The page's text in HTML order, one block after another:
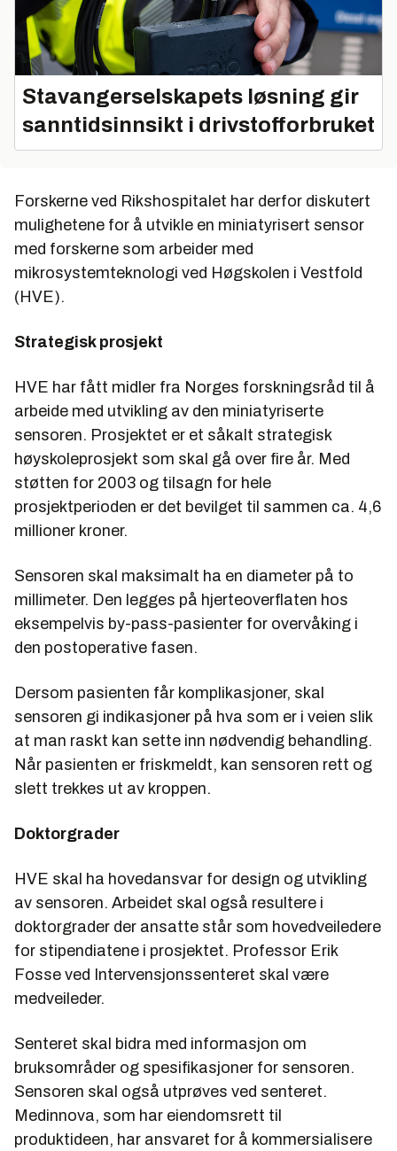
Stavangerselskapets løsning gir
sanntidsinnsikt i drivstofforbruket
Forskerne ved Rikshospitalet har derfor diskutert
mulighetene for å utvikle en miniatyrisert sensor
med forskerne som arbeider med
mikrosystemteknologi ved Høgskolen i Vestfold
(HVE).
Strategisk prosjekt
HVE har fått midler fra Norges forskningsråd til å
arbeide med utvikling av den miniatyriserte
sensoren. Prosjektet er et såkalt strategisk
høyskoleprosjekt som skal gå over fire år. Med
støtten for 2003 og tilsagn for hele
prosjektperioden er det bevilget til sammen ca. 4,6
millioner kroner.
Sensoren skal maksimalt ha en diameter på to
millimeter. Den legges på hjerteoverflaten hos
eksempelvis by-pass-pasienter for overvåking i
den postoperative fasen.
Dersom pasienten får komplikasjoner, skal
sensoren gi indikasjoner på hva som er i veien slik
at man raskt kan sette inn nødvendig behandling.
Når pasienten er friskmeldt, kan sensoren rett og
slett trekkes ut av kroppen.
Doktorgrader
HVE skal ha hovedansvar for design og utvikling
av sensoren. Arbeidet skal også resultere i
doktorgrader der ansatte står som hovedveiledere
for stipendiatene i prosjektet. Professor Erik
Fosse ved Intervensjonssenteret skal være
medveileder.
Senteret skal bidra med informasjon om
bruksområder og spesifikasjoner for sensoren.
Sensoren skal også utprøves ved senteret.
Medinnova, som har eiendomsrett til
produktideen, har ansvaret for å kommersialisere